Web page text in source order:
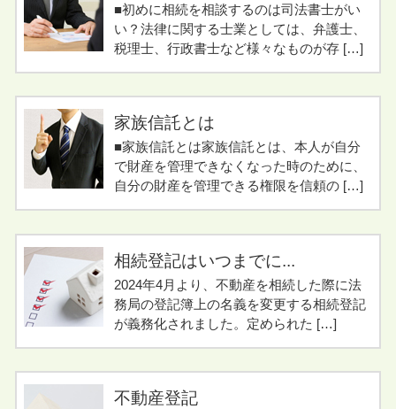
■初めに相続を相談するのは司法書士がい
い？法律に関する士業としては、弁護士、
税理士、行政書士など様々なものが存 […]
家族信託とは
■家族信託とは家族信託とは、本人が自分
で財産を管理できなくなった時のために、
自分の財産を管理できる権限を信頼の […]
相続登記はいつまでに...
2024年4月より、不動産を相続した際に法
務局の登記簿上の名義を変更する相続登記
が義務化されました。定められた […]
不動産登記